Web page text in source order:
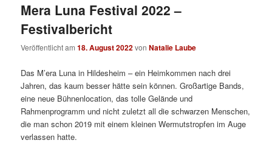
Mera Luna Festival 2022 –
Festivalbericht
Veröffentlicht am18. August 2022vonNatalie Laube
Das M’era Luna in Hildesheim – ein Heimkommen nach drei
Jahren, das kaum besser hätte sein können. Großartige Bands,
eine neue Bühnenlocation, das tolle Gelände und
Rahmenprogramm und nicht zuletzt all die schwarzen Menschen,
die man schon 2019 mit einem kleinen Wermutstropfen im Auge
verlassen hatte.